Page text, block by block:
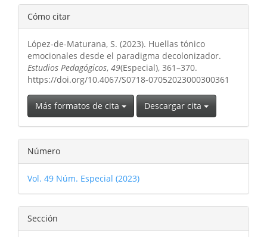
Detalles
del
artículo
Cómo citar
López-de-Maturana, S. (2023). Huellas tónico
emocionales desde el paradigma decolonizador.
Estudios Pedagógicos, 49(Especial), 361–370.
https://doi.org/10.4067/S0718-07052023000300361
Más formatos de cita Descargar cita
Número
Vol. 49 Núm. Especial (2023)
Sección